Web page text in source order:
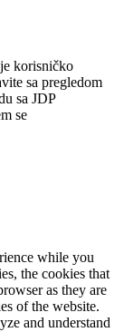
korisničko
sa pregledom
sa JDP
se
while you
the cookies that
as they are
of the website.
and understand